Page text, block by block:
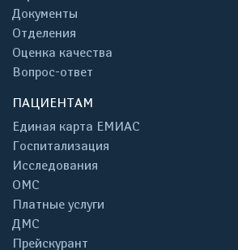
Документы
Отделения
Оценка качества
Вопрос-ответ
ПАЦИЕНТАМ
Единая карта ЕМИАС
Госпитализация
Исследования
ОМС
Платные услуги
ДМС
Прейскурант